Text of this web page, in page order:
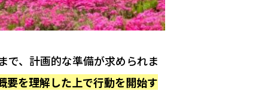
で、計画的な準備が求められま
要を理解した上で行動を開始す